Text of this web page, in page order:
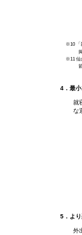
※10 「
※11 仙
4．最
就
な
5．より
外